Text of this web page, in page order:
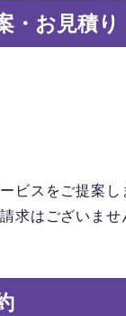
・お見積り
ビスをご提案し
求はございませ